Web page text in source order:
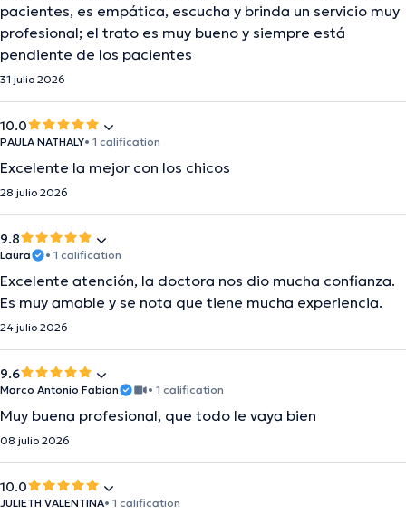
pacientes, es empática, escucha y brinda un servicio muy
profesional; el trato es muy bueno y siempre está
pendiente de los pacientes
31 julio 2026
10.0
PAULA NATHALY• 1 calification
Excelente la mejor con los chicos
28 julio 2026
9.8
Laura • 1 calification
Excelente atención, la doctora nos dio mucha confianza.
Es muy amable y se nota que tiene mucha experiencia.
24 julio 2026
9.6
Marco Antonio Fabian • 1 calification
Muy buena profesional, que todo le vaya bien
08 julio 2026
10.0
JULIETH VALENTINA• 1 calification